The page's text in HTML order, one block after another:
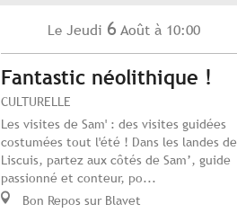
Le Jeudi 6 Août à 10:00
Fantastic néolithique !
CULTURELLE
Les visites de Sam' : des visites guidées
costumées tout l'été ! Dans les landes de
Liscuis, partez aux côtés de Sam’, guide
passionné et conteur, po...
Bon Repos sur Blavet